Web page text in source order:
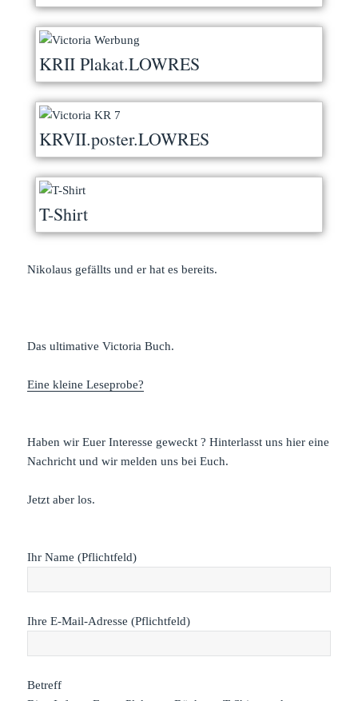
KRII Plakat.LOWRES
KRVII.poster.LOWRES
T-Shirt
Nikolaus gefällts und er hat es bereits.
Das ultimative Victoria Buch.
Eine kleine Leseprobe?
Haben wir Euer Interesse geweckt ? Hinterlasst uns hier eine
Nachricht und wir melden uns bei Euch.
Jetzt aber los.
Ihr Name (Pflichtfeld)
Ihre E-Mail-Adresse (Pflichtfeld)
Betreff